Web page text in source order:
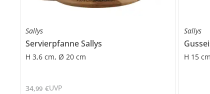
Sallys
ServierpfanneSallys
H 3,6 cm, Ø 20 cm
34,99 €UVP
Sallys
H 15